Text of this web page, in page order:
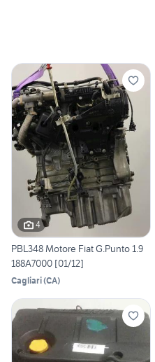
4
PBL348 Motore Fiat G.Punto 1.9
188A7000 [01/12]
Cagliari(CA)